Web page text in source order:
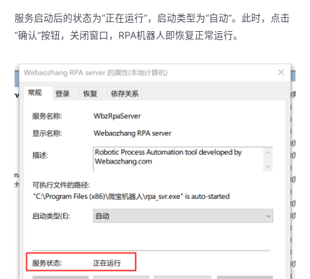
服务启动后的状态为“正在运行”，启动类型为“自动”。此时，点击
“确认”按钮，关闭窗口，RPA机器人即恢复正常运行。